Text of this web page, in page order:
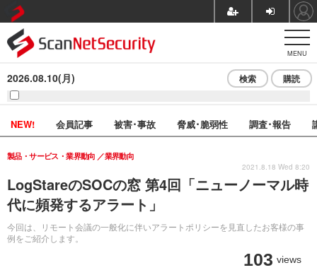
MENU
2026.08.10(月) 検索 購読
NEW! 会員記事 被害･事故 脅威･脆弱性 調査･報告
LogStareのSOCの窓 第4回「ニューノーマル時
代に頻発するアラート」
今回は、リモート会議の一般化に伴いアラートポリシーを見直したお客様の事
例をご紹介します。
製品・サービス・業界動向 業界動向
103 views
2021.8.18 Wed 8:20